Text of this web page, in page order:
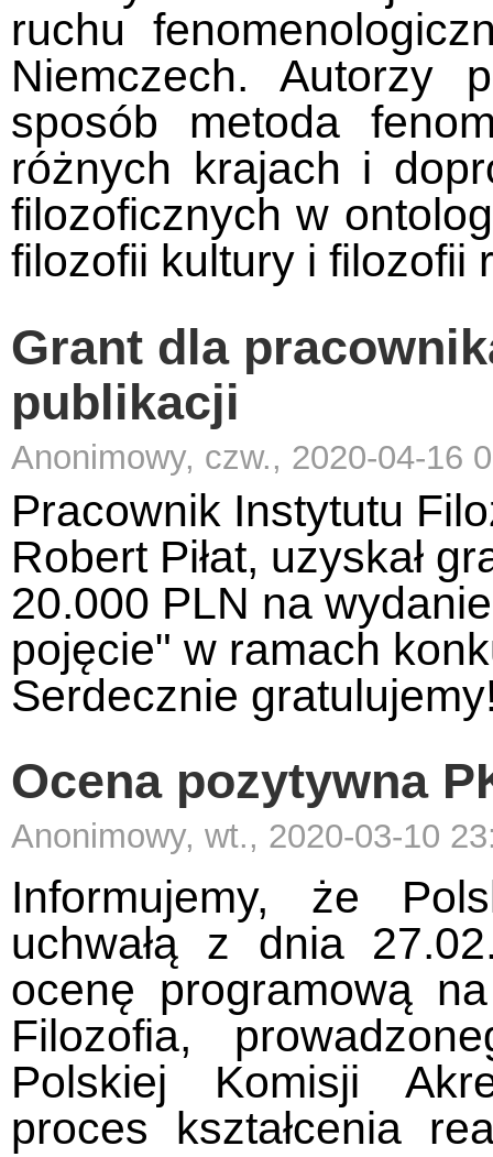
ruchu
Niemczech. Autorzy
sposób metoda
różnych krajach i
filozoficznych w
filozofii kultury i filozofii
Grant dla
publikacji
Anonimowy, czw., 2020-04-16
Pracownik Instytutu
Robert Piłat, uzyskał
20.000 PLN na
pojęcie" w ramach
Serdecznie
Ocena pozytywna
Anonimowy, wt., 2020-03-10
Informujemy, że
uchwałą z dnia
ocenę programową
Filozofia,
Polskiej Komisji
proces kształcenia